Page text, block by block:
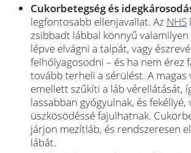
Cukorbetegség és
legfontosabb ellenjavallat. Az NHS
zsibbadt lábbal könnyű
lépve elvágni a talpát, vagy
felhólyagosodni – és ha nem érez
tovább terheli a sérülést. A
emellett szűkíti a láb vérellátását,
lassabban gyógyulnak, és fekéllyé,
üszkösödéssé fajulhatnak.
járjon mezítláb, és rendszeresen
lábát.